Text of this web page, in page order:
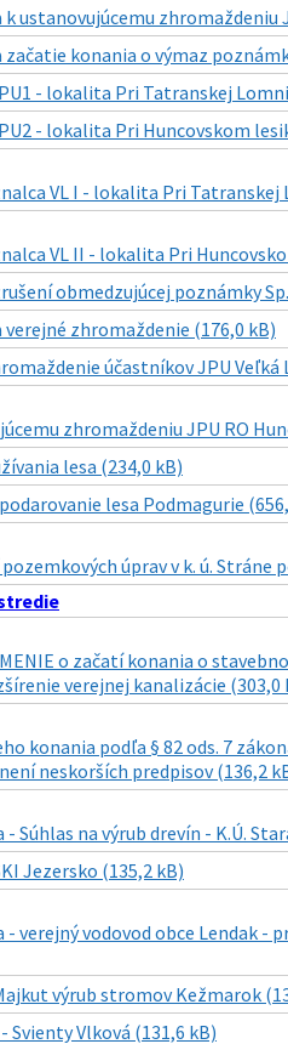
k ustanovujúcemu zhromaždeniu
začatie konania o výmaz
- lokalita Pri Tatranskej
- lokalita Pri Huncovskom
VL I - lokalita Pri Tatranskej
VL II - lokalita Pri
obmedzujúcej poznámky
verejné zhromaždenie (176,0 kB)
účastníkov JPU Veľká
zhromaždeniu JPU RO
lesa (234,0 kB)
lesa Podmagurie
úprav v k. ú. Stráne
o začatí konania o
verejnej kanalizácie (303,0
konania podľa § 82 ods. 7
neskorších predpisov (136,2
Súhlas na výrub drevín - K.Ú.
Jezersko (135,2 kB)
verejný vodovod obce Lendak -
výrub stromov Kežmarok
Svienty Vlková (131,6 kB)